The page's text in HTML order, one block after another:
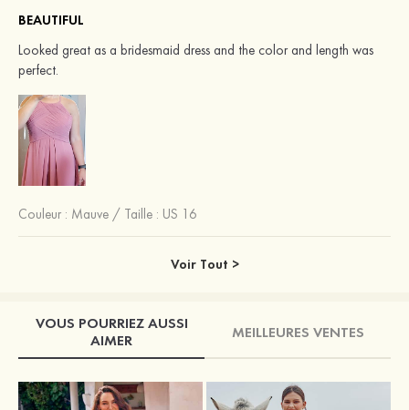
BEAUTIFUL
Looked great as a bridesmaid dress and the color and length was
perfect.
Couleur : Mauve / Taille : US 16
Voir Tout >
VOUS POURRIEZ AUSSI
AIMER
MEILLEURES VENTES